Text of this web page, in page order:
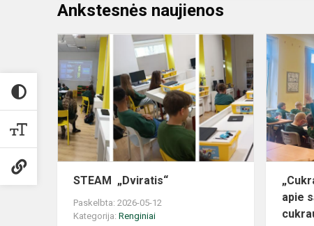
Ankstesnės naujienos
STEAM „Dviratis“
Paskelbta: 2026-05-12
Kategorija: Renginiai
apie